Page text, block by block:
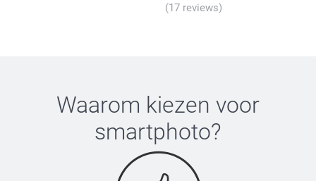
(17 reviews)
Waarom kiezen voor
smartphoto?